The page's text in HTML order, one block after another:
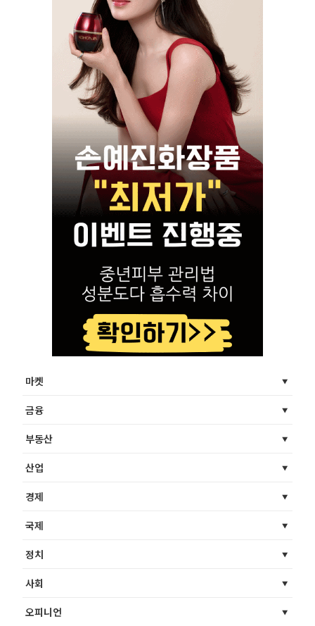
마켓
금융
부동산
산업
경제
국제
정치
사회
오피니언